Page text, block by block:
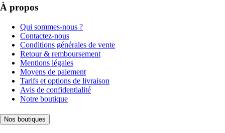
À propos
Qui sommes-nous ?
Contactez-nous
Conditions générales de vente
Retour & remboursement
Mentions légales
Moyens de paiement
Tarifs et options de livraison
Avis de confidentialité
Notre boutique
Nos boutiques